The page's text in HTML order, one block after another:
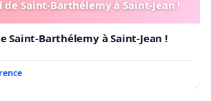
Saint-Barthélemy à Saint-Jean !
Saint-Barthélemy à Saint-Jean !